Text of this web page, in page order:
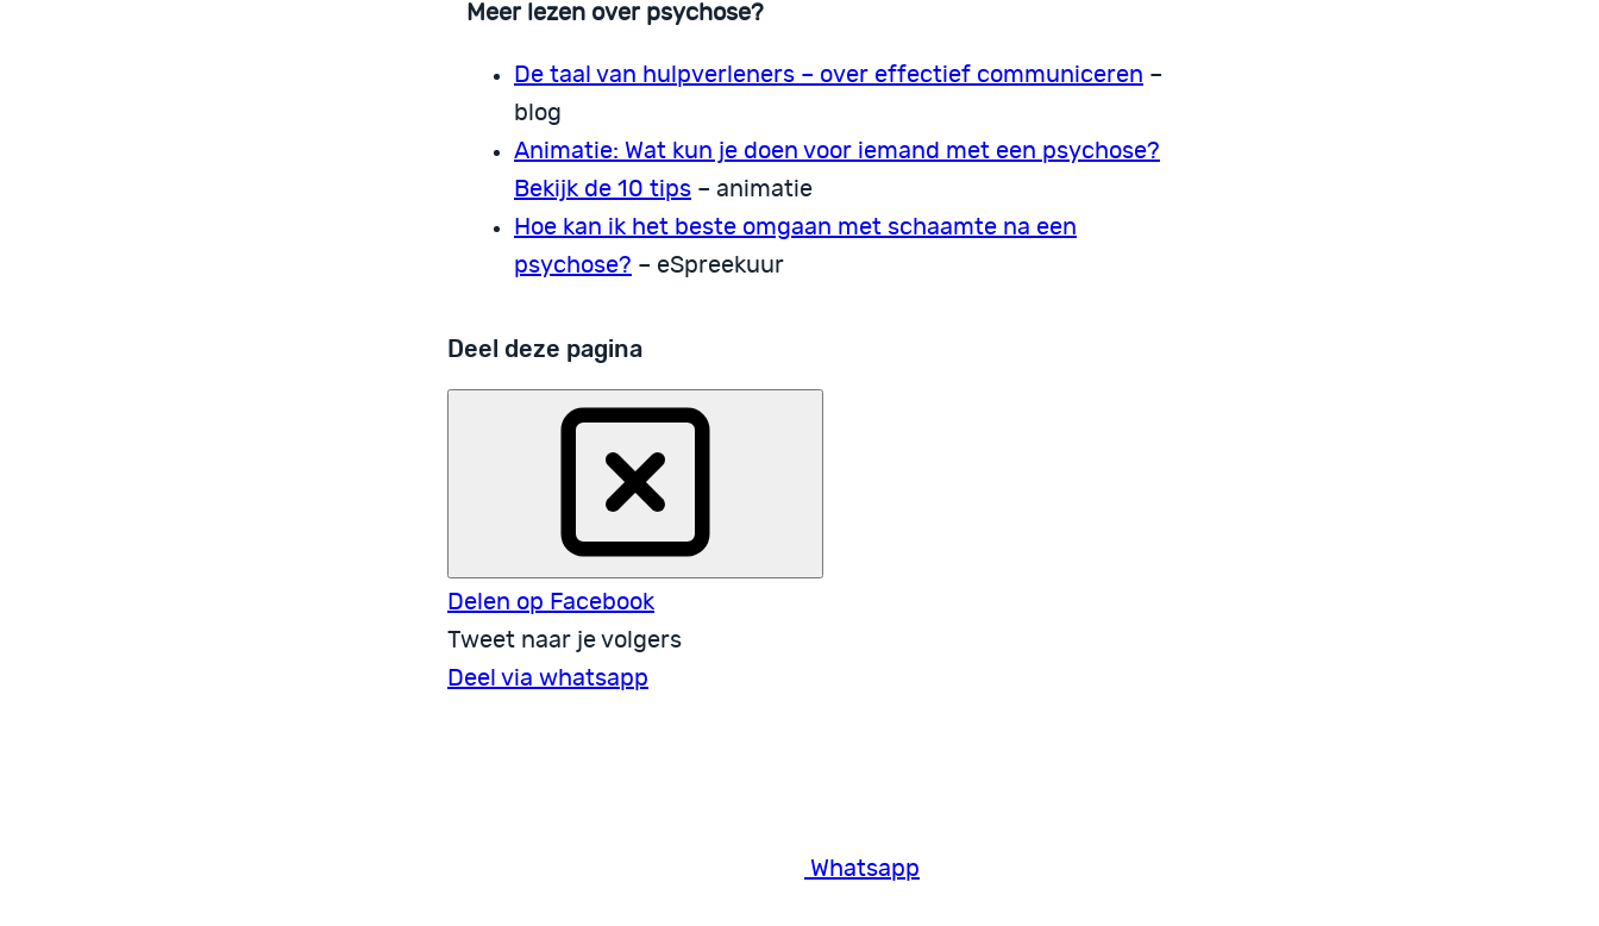
Meer lezen over psychose?
De taal van hulpverleners – over effectief communiceren –
blog
Animatie: Wat kun je doen voor iemand met een psychose?
Bekijk de 10 tips – animatie
Hoe kan ik het beste omgaan met schaamte na een
psychose? – eSpreekuur
Deel deze pagina
Delen op Facebook
Tweet naar je volgers
Deel via whatsapp
Whatsapp